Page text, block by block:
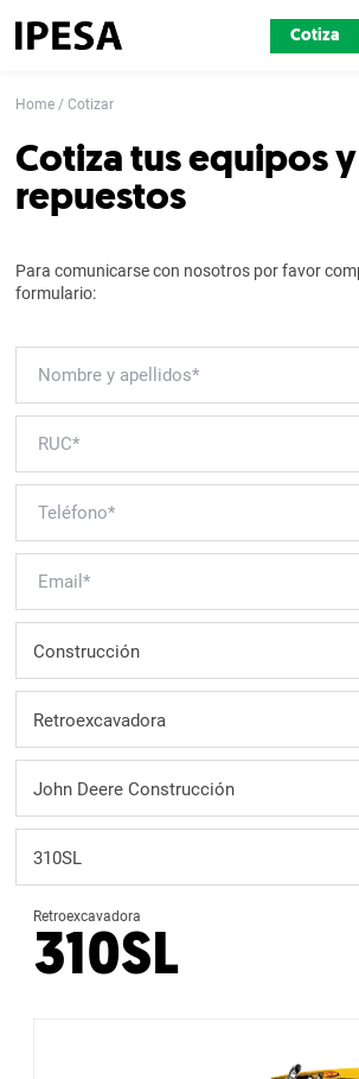
Cotiza
Home Cotizar
Cotiza tus equipos y
repuestos
Para comunicarse con nosotros por favor
formulario:
Retroexcavadora
310SL